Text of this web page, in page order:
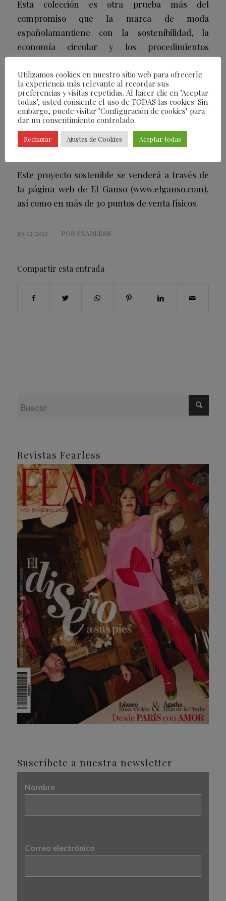
Esta colección es otra prueba más del
compromiso que la marca de moda
españolamantiene con la sostenibilidad, la
economía circular y los procedimientos
ambientales responsables, tres valores
intrínsecos en su ADN. Y es que, actualmente,
más del 80% de sus colecciones se fabrica con
materiales de origen sostenible, con
la aspiración de alcanzar el 100% en un
futuro cercano.
Este proyecto sostenible se venderá a través de
la página web de El Ganso (www.elganso.com),
así como en más de 30 puntos de venta físicos.
29/12/2023 POR FEARLESS
Compartir esta entrada
Revistas Fearless
Suscríbete a nuestra newsletter
Nombre
Correo electrónico
Utilizamos cookies en nuestro sitio web para ofrecerle
la experiencia más relevante al recordar sus
preferencias y visitas repetidas. Al hacer clic en "Aceptar
todas", usted consiente el uso de TODAS las cookies. Sin
embargo, puede visitar "Configuración de cookies" para
dar un consentimiento controlado.
Rechazar Ajustes de Cookies Aceptar todas